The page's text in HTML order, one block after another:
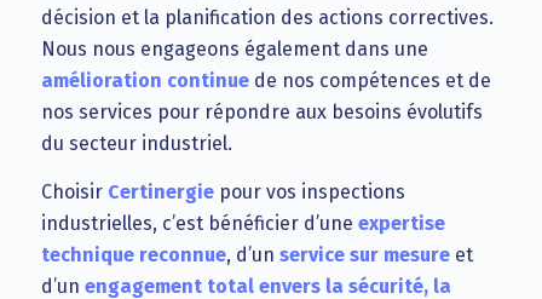
décision et la planification des actions correctives.
Nous nous engageons également dans une
amélioration continuede nos compétences et de
nos services pour répondre aux besoins évolutifs
du secteur industriel.
Choisir Certinergiepour vos inspections
industrielles, c’est bénéficier d’une expertise
technique reconnue, d’un service sur mesureet
d’un engagement total envers la sécurité, la